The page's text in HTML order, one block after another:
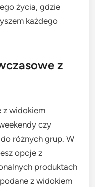
życia, gdzie
każdego
z
z widokiem
czy
różnych grup. W
opcje z
produktach
z widokiem